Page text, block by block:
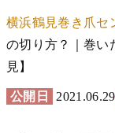
横浜鶴見巻き爪セ
の切り方？｜巻い
見】
公開日 2021.06.29